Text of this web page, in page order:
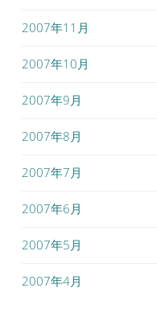
2007年11月
2007年10月
2007年9月
2007年8月
2007年7月
2007年6月
2007年5月
2007年4月